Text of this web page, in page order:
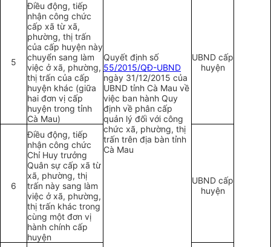
Quyết định số
55/2015/QĐ-UBND
ngày 31/12/2015 của
UBND tỉnh Cà Mau về
việc ban hành Quy
định về phân cấp
quản lý đối với công
chức xã, phường, thị
trấn trên địa bàn tỉnh
Cà Mau
5
Điều động, tiếp
nhận công chức
cấp xã từ xã,
phường, thị trấn
của cấp huyện này
chuyển sang làm
việc ở xã, phường,
thị trấn của cấp
huyện khác (giữa
hai đơn vị cấp
huyện trong tỉnh
Cà Mau)
UBND cấp
huyện
6
Điều động, tiếp
nhận công chức
Chỉ Huy trưởng
Quân sự cấp xã từ
xã, phường, thị
trấn này sang làm
việc ở xã, phường,
thị trấn khác trong
cùng một đơn vị
hành chính cấp
huyện
UBND cấp
huyện